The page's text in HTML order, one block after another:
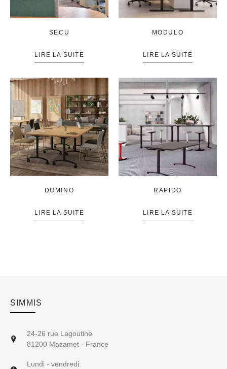
SECU
LIRE LA SUITE
MODULO
LIRE LA SUITE
DOMINO
LIRE LA SUITE
RAPIDO
LIRE LA SUITE
SIMMIS
24-26 rue Lagoutine
81200 Mazamet - France
Lundi - vendredi: